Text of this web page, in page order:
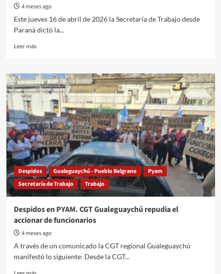
4 meses ago
Este jueves 16 de abril de 2026 la Secretaría de Trabajo desde
Paraná dictó la...
Leer másRead
La
Secretaría
de
Trabajo
Provincial
de
la
Ciudad
de
Paraná
obligó
a
la
Empresa
PYAM
SA
a
sin
efecto
Despidos Gualeguaychú - Pueblo Belgrano
Pyam
Secretaría de Trabajo
Trabajo
Despidos en PYAM. CGT Gualeguaychú repudia el
accionar de funcionarios
4 meses ago
A través de un comunicado la CGT regional Gualeguaychú
manifestó lo siguiente: Desde la CGT...
Read